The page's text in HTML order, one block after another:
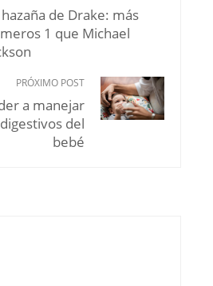
hazaña de Drake: más
1 que Michael
PRÓXIMO POST
a manejar
del
bebé